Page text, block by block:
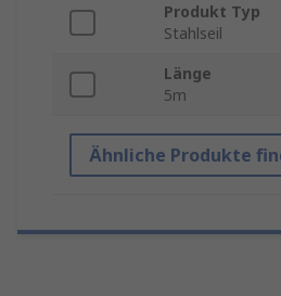
Produkt Typ
Stahlseil
Länge
5m
Ähnliche Produkte